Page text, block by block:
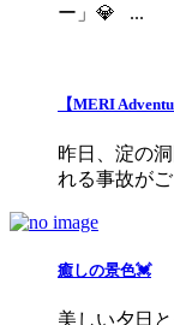
ー」💎 ...
【MERI
昨日、淀の
れる事故が
癒しの景色💓
美しい夕日